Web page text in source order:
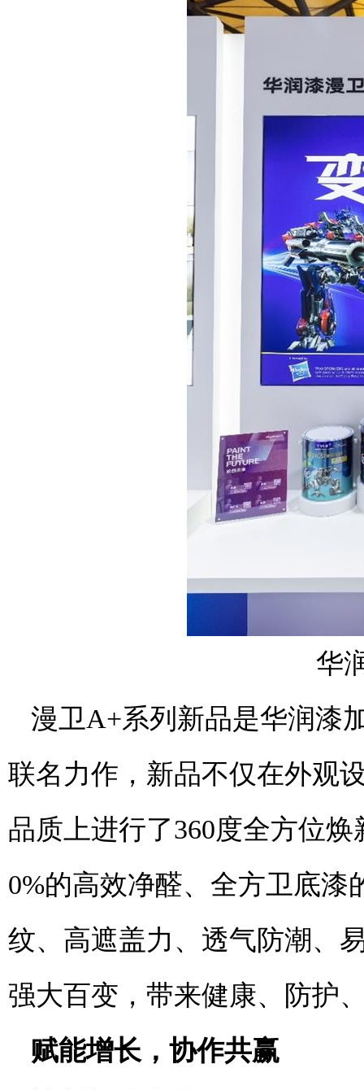
华
漫卫A+系列新品是华润漆
联名力作，新品不仅在外观
品质上进行了360度全方位
0%的高效净醛、全方卫底
纹、高遮盖力、透气防潮、
强大百变，带来健康、防护
赋能增长，协作共赢